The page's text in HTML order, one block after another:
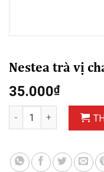
Nestea trà vị
35.000₫
Nestea trà vị chanh